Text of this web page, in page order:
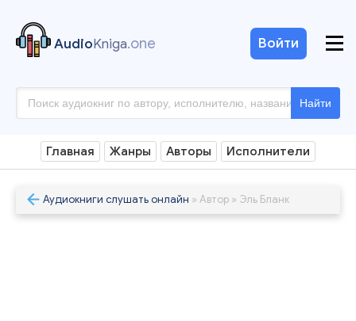
AudioKniga.one
Найти
Войти
Главная Жанры Авторы Исполнители
Аудиокниги слушать онлайн » Автор » Эль Бланк